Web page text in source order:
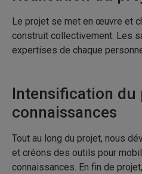
Le projet se met en œuvre et
construit collectivement. Les
expertises de chaque
Intensification du
connaissances
Tout au long du projet, nous
et créons des outils pour
connaissances. En fin de